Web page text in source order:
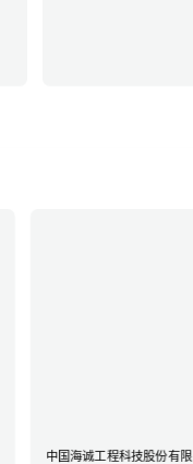
中国海诚工程科技股份有限